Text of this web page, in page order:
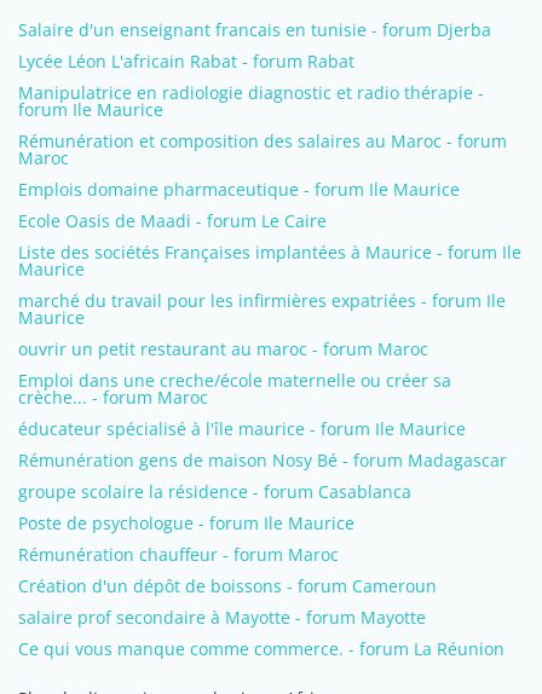
Salaire d'un enseignant francais en tunisie - forum Djerba
Lycée Léon L'africain Rabat - forum Rabat
Manipulatrice en radiologie diagnostic et radio thérapie -
forum Ile Maurice
Rémunération et composition des salaires au Maroc - forum
Maroc
Emplois domaine pharmaceutique - forum Ile Maurice
Ecole Oasis de Maadi - forum Le Caire
Liste des sociétés Françaises implantées à Maurice - forum Ile
Maurice
marché du travail pour les infirmières expatriées - forum Ile
Maurice
ouvrir un petit restaurant au maroc - forum Maroc
Emploi dans une creche/école maternelle ou créer sa
crèche... - forum Maroc
éducateur spécialisé à l'île maurice - forum Ile Maurice
Rémunération gens de maison Nosy Bé - forum Madagascar
groupe scolaire la résidence - forum Casablanca
Poste de psychologue - forum Ile Maurice
Rémunération chauffeur - forum Maroc
Création d'un dépôt de boissons - forum Cameroun
salaire prof secondaire à Mayotte - forum Mayotte
Ce qui vous manque comme commerce. - forum La Réunion